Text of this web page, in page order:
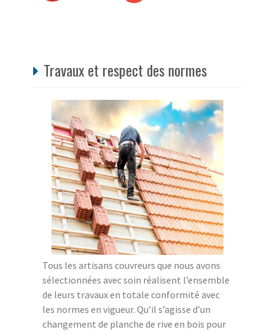
Travaux et respect des normes
Tous les artisans couvreurs que nous avons
sélectionnées avec soin réalisent l’ensemble
de leurs travaux en totale conformité avec
les normes en vigueur. Qu’il s’agisse d’un
changement de planche de rive en bois pour